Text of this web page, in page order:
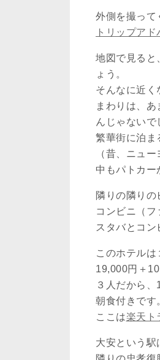
外側を撮って
トリップアド
地図で見ると
ょう。
そんなに近く
まわりは、
んじゃないで
繁華街に泊ま
（昔、ニュ
中もパトカー
隣りの隣りの
コンビニ（フ
スタバとコン
このホテルは
19,000円＋
３人だから、
朝食付きです
ここは楽天ト
大安という駅